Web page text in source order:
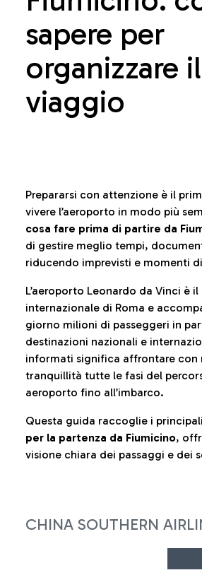
sapere per
organizzare il
viaggio
Prepararsi con attenzione è il
vivere l’aeroporto in modo più
cosa fare prima di partire da
di gestire meglio tempi,
riducendo imprevisti e momenti
L’aeroporto Leonardo da Vinci è
internazionale di Roma e
giorno milioni di passeggeri in
destinazioni nazionali e
informati significa affrontare con
tranquillità tutte le fasi del
aeroporto fino all’imbarco.
Questa guida raccoglie i principali
per la partenza da Fiumicino,
visione chiara dei passaggi e dei
CHINA SOUTHERN